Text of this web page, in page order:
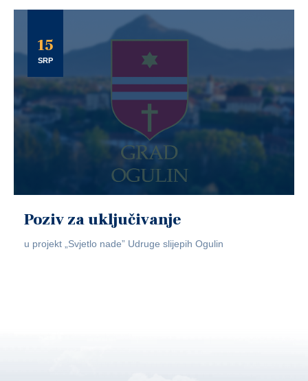
15
SRP
Poziv za uključivanje
u projekt „Svjetlo nade” Udruge slijepih Ogulin